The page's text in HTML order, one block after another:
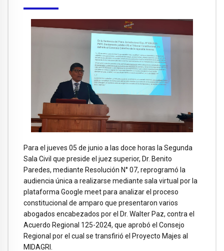
Para el jueves 05 de junio a las doce horas la Segunda
Sala Civil que preside el juez superior, Dr. Benito
Paredes, mediante Resolución N° 07, reprogramó la
audiencia única a realizarse mediante sala virtual por la
plataforma Google meet para analizar el proceso
constitucional de amparo que presentaron varios
abogados encabezados por el Dr. Walter Paz, contra el
Acuerdo Regional 125-2024, que aprobó el Consejo
Regional por el cual se transfirió el Proyecto Majes al
MIDAGRI.